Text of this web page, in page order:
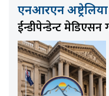
एनआरएन अष्ट्रेलिया
ईन्डीपेन्डेन्ट